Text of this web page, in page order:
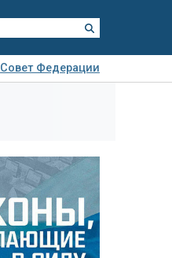
Совет Федерации